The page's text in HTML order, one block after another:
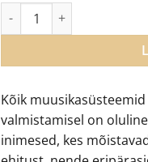
Kõik
valmistamisel on
inimesed, kes
Ruark R810 juhtmevaba